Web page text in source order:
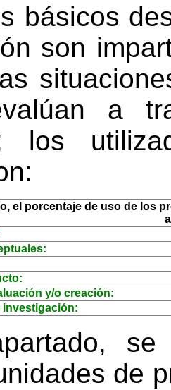
básicos
son
a
los
el porcentaje de uso de los
y/o creación:
investigación:
se
de